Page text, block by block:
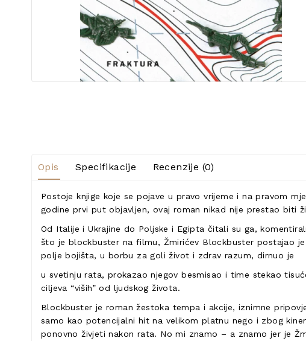
Opis Specifikacije Recenzije (0)
Postoje knjige koje se pojave u pravo vrijeme i na pravom
godine prvi put objavljen, ovaj roman nikad nije prestao biti
Od Italije i Ukrajine do Poljske i Egipta čitali su ga,
što je blockbuster na filmu, Žmirićev Blockbuster postajao
polje bojišta, u borbu za goli život i zdrav razum, dirnuo je
u svetinju rata, prokazao njegov besmisao i time stekao
ciljeva “viših” od ljudskog života.
Blockbuster je roman žestoka tempa i akcije, iznimne
samo kao potencijalni hit na velikom platnu nego i zbog
ponovno živjeti nakon rata. No mi znamo – a znamo jer je